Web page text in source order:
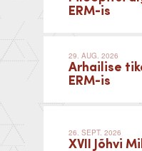
ERM-is
29. AUG. 2026
Arhailise
ERM-is
26. SEPT. 2026
XVII Jõhvi